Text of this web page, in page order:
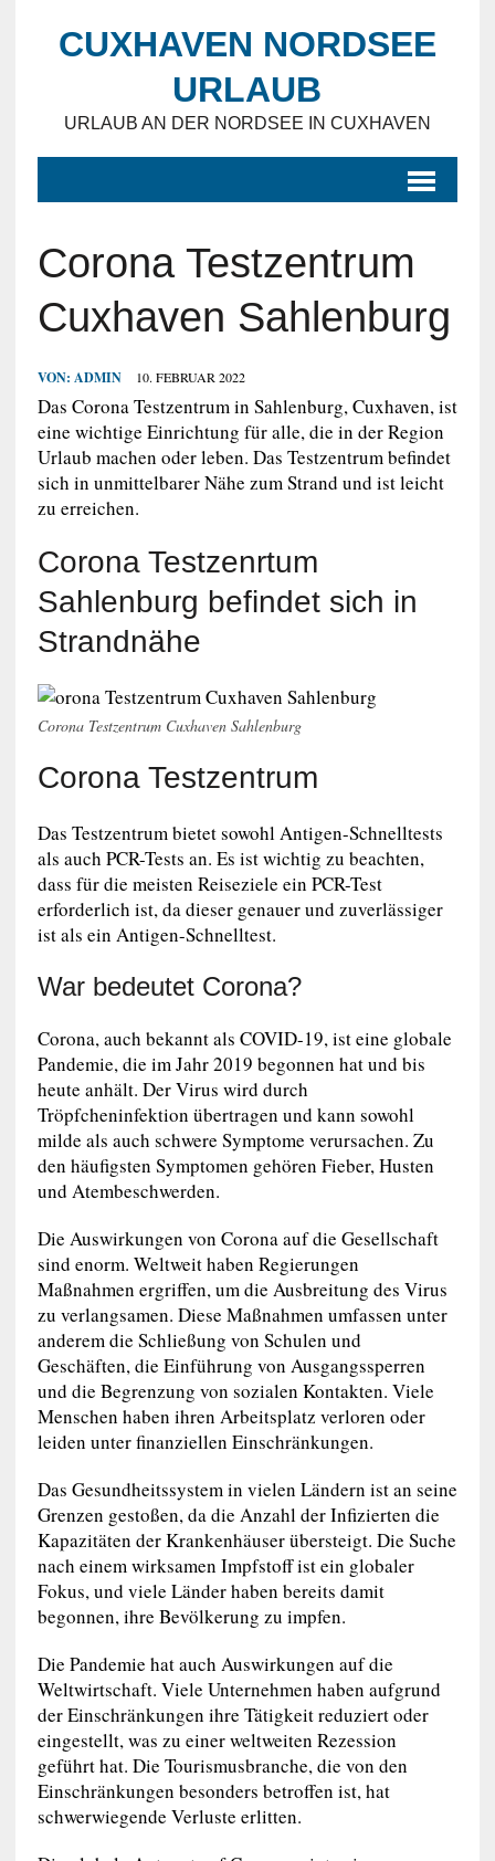
CUXHAVEN NORDSEE
URLAUB
URLAUB AN DER NORDSEE IN CUXHAVEN
Corona Testzentrum
Cuxhaven Sahlenburg
VON: ADMIN 10. FEBRUAR 2022
Das Corona Testzentrum in Sahlenburg, Cuxhaven, ist
eine wichtige Einrichtung für alle, die in der Region
Urlaub machen oder leben. Das Testzentrum befindet
sich in unmittelbarer Nähe zum Strand und ist leicht
zu erreichen.
Corona Testzenrtum
Sahlenburg befindet sich in
Strandnähe
Corona Testzentrum Cuxhaven Sahlenburg
Corona Testzentrum
Das Testzentrum bietet sowohl Antigen-Schnelltests
als auch PCR-Tests an. Es ist wichtig zu beachten,
dass für die meisten Reiseziele ein PCR-Test
erforderlich ist, da dieser genauer und zuverlässiger
ist als ein Antigen-Schnelltest.
War bedeutet Corona?
Corona, auch bekannt als COVID-19, ist eine globale
Pandemie, die im Jahr 2019 begonnen hat und bis
heute anhält. Der Virus wird durch
Tröpfcheninfektion übertragen und kann sowohl
milde als auch schwere Symptome verursachen. Zu
den häufigsten Symptomen gehören Fieber, Husten
und Atembeschwerden.
Die Auswirkungen von Corona auf die Gesellschaft
sind enorm. Weltweit haben Regierungen
Maßnahmen ergriffen, um die Ausbreitung des Virus
zu verlangsamen. Diese Maßnahmen umfassen unter
anderem die Schließung von Schulen und
Geschäften, die Einführung von Ausgangssperren
und die Begrenzung von sozialen Kontakten. Viele
Menschen haben ihren Arbeitsplatz verloren oder
leiden unter finanziellen Einschränkungen.
Das Gesundheitssystem in vielen Ländern ist an seine
Grenzen gestoßen, da die Anzahl der Infizierten die
Kapazitäten der Krankenhäuser übersteigt. Die Suche
nach einem wirksamen Impfstoff ist ein globaler
Fokus, und viele Länder haben bereits damit
begonnen, ihre Bevölkerung zu impfen.
Die Pandemie hat auch Auswirkungen auf die
Weltwirtschaft. Viele Unternehmen haben aufgrund
der Einschränkungen ihre Tätigkeit reduziert oder
eingestellt, was zu einer weltweiten Rezession
geführt hat. Die Tourismusbranche, die von den
Einschränkungen besonders betroffen ist, hat
schwerwiegende Verluste erlitten.